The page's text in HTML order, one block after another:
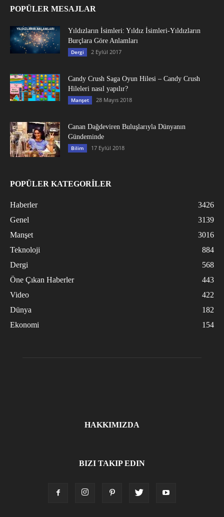
POPÜLER MESAJLAR
Yıldızların İsimleri: Yıldız İsimleri-Yıldızların
Burçlara Göre Anlamları
Dergi 2 Eylül 2017
Candy Crush Saga Oyun Hilesi – Candy Crush
Hileleri nasıl yapılır?
Manşet 28 Mayıs 2018
Canan Dağdeviren Buluşlarıyla Dünyanın
Gündeminde
Bilim 17 Eylül 2018
POPÜLER KATEGORİLER
Haberler
3426
Genel
3139
Manşet
3016
Teknoloji
884
Dergi
568
Öne Çıkan Haberler
443
Video
422
Dünya
182
Ekonomi
154
HAKKIMIZDA
BIZI TAKIP EDIN